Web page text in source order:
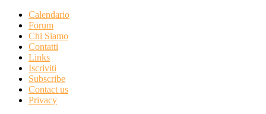
Calendario
Forum
Chi Siamo
Contatti
Links
Iscriviti
Subscribe
Contact us
Privacy